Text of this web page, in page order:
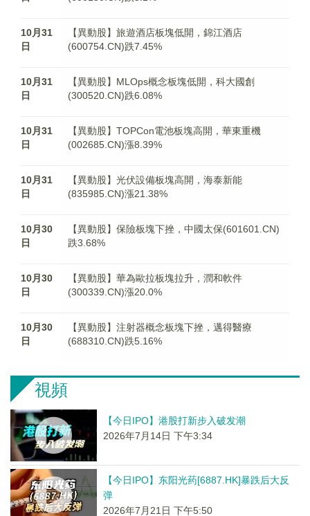
10月31
日
【異動股】旅遊酒店板塊低開，錦江酒店
(600754.CN)跌7.45%
10月31
日
【異動股】MLOps概念板塊低開，科大國創
(300520.CN)跌6.08%
10月31
日
【異動股】TOPCon電池板塊高開，華東重機
(002685.CN)漲8.39%
10月31
日
【異動股】光伏設備板塊高開，海泰新能
(835985.CN)漲21.38%
10月30
日
【異動股】保險板塊下挫，中國太保(601601.CN)
跌3.68%
10月30
日
【異動股】華為歐拉板塊拉升，潤和軟件
(300339.CN)漲20.0%
10月30
日
【異動股】注射器概念板塊下挫，邁得醫療
(688310.CN)跌5.16%
視頻
【今日IPO】港股打新步入破发潮
2026年7月14日 下午3:34
【今日IPO】东阳光药[6887.HK]暴跌后大反
弹
2026年7月21日 下午5:50